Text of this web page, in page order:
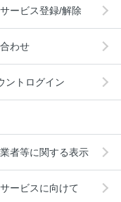
ービス登録/解除
わせ
ントログイン
者等に関する表示
ービスに向けて